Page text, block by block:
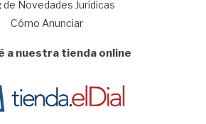
de Novedades Jurídicas
Cómo Anunciar
a nuestra tienda online